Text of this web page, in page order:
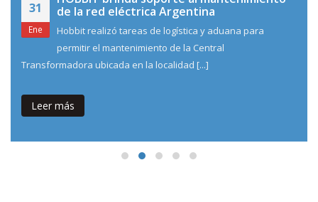
31
Ene
de la red eléctrica Argentina
Hobbit realizó tareas de logística y aduana para
permitir el mantenimiento de la Central
Transformadora ubicada en la localidad [...]
Leer más